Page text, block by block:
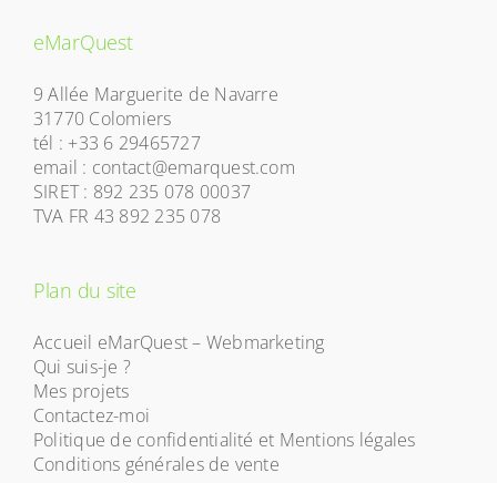
eMarQuest
9 Allée Marguerite de Navarre
31770 Colomiers
tél : +33 6 29465727
email : contact@emarquest.com
SIRET : 892 235 078 00037
TVA FR 43 892 235 078
Plan du site
Accueil eMarQuest – Webmarketing
Qui suis-je ?
Mes projets
Contactez-moi
Politique de confidentialité et Mentions légales
Conditions générales de vente